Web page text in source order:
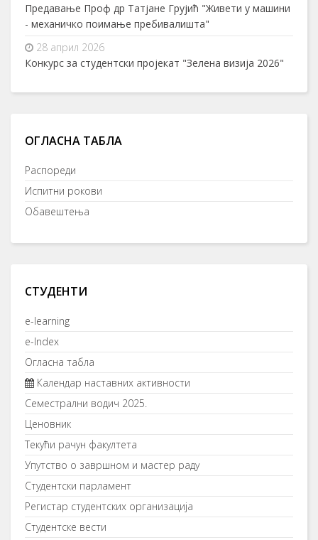
Предавање Проф др Татјане Грујић "Живети у машини
- механичко поимање пребивалишта"
28 април 2026
Конкурс за студентски пројекат "Зелена визија 2026"
ОГЛАСНА ТАБЛА
Распореди
Испитни рокови
Обавештења
СТУДЕНТИ
e-learning
e-Index
Огласна табла
Календар наставних активности
Семестрални водич 2025.
Ценовник
Текући рачун факултета
Упутство о завршном и мастер раду
Студентски парламент
Регистар студентских организација
Студентске вести